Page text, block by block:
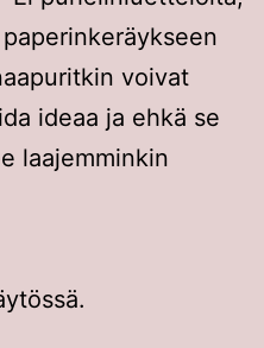
voivat
ideaa ja ehkä se
laajemminkin